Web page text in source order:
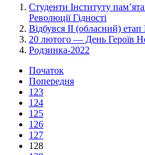
Студенти Інституту
Революції Гідності
Відбувся ІІ (обласний)
20 лютого — День Героїв
Родзинка-2022
Початок
Попередня
123
124
125
126
127
128